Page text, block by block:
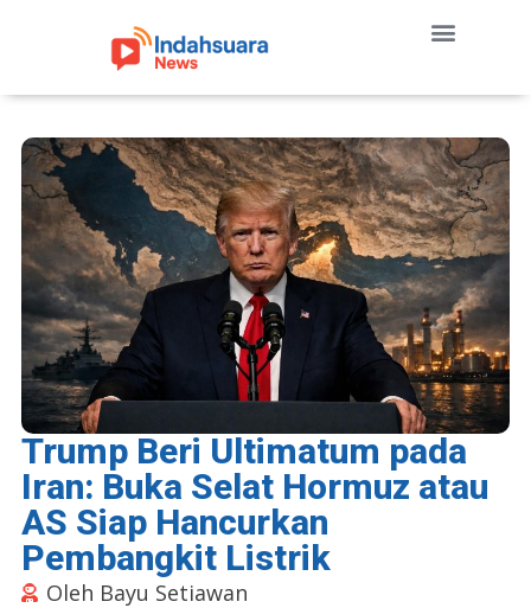
Trump Beri Ultimatum pada
Iran: Buka Selat Hormuz atau
AS Siap Hancurkan
Pembangkit Listrik
Oleh Bayu Setiawan